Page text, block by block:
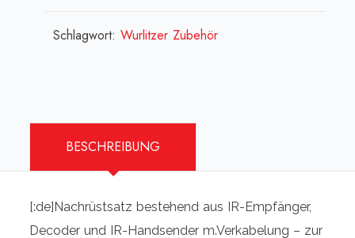
Nachrüstkit
for
K-
99/
Schlagwort:Wurlitzer Zubehör
BESCHREIBUNG
[:de]Nachrüstsatz bestehend aus IR-Empfänger,
Decoder und IR-Handsender m.Verkabelung – zur